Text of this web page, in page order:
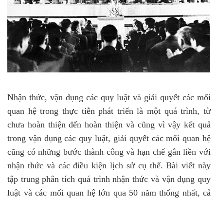
Nhận thức, vận dụng các quy luật và giải quyết các mối
quan hệ trong thực tiễn phát triển là một quá trình, từ
chưa hoàn thiện đến hoàn thiện và cũng vì vậy kết quả
trong vận dụng các quy luật, giải quyết các mối quan hệ
cũng có những bước thành công và hạn chế gắn liền với
nhận thức và các điều kiện lịch sử cụ thể. Bài viết này
tập trung phân tích quá trình nhận thức và vận dụng quy
luật và các mối quan hệ lớn qua 50 năm thống nhất, cả